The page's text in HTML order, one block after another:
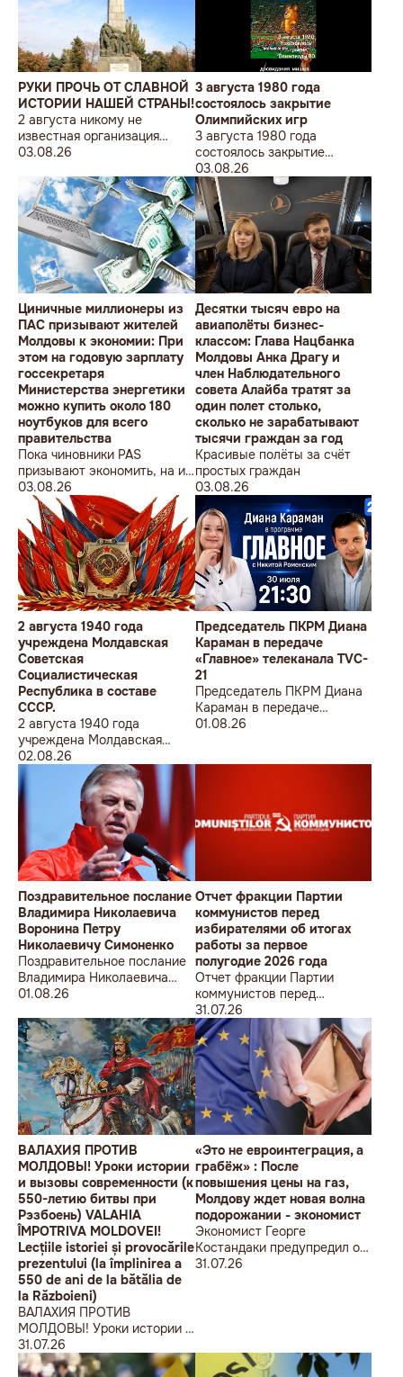
sub sloganul „În Uniunea
Europeană fără monumente
sovietice”.
РУКИ ПРОЧЬ ОТ СЛАВНОЙ
ИСТОРИИ НАШЕЙ СТРАНЫ!
2 августа никому не
известная организация
«Лига бессарабских
Кишиневе малочисленную
акцию «В Европейский Союз
без советских памятников».
03.08.26
3 августа 1980 года
состоялось закрытие
Олимпийских игр
3 августа 1980 года
состоялось закрытие
Олимпийских игр
03.08.26
Циничные миллионеры из
ПАС призывают жителей
Молдовы к экономии: При
этом на годовую зарплату
госсекретаря
Министерства энергетики
можно купить около 180
ноутбуков для всего
правительства
Пока чиновники PAS
призывают экономить, на их
собственные доходы можно
купить технику для целого
учреждения
03.08.26
Десятки тысяч евро на
авиаполёты бизнес-
классом: Глава Нацбанка
Молдовы Анка Драгу и
член Наблюдательного
совета Алайба тратят за
один полет столько,
сколько не зарабатывают
тысячи граждан за год
Красивые полёты за счёт
простых граждан
03.08.26
2 августа 1940 года
учреждена Молдавская
Советская
Социалистическая
Республика в составе
СССР.
2 августа 1940 года
учреждена Молдавская
Советская
Социалистическая
Республика в составе
СССР.
02.08.26
Председатель ПКРМ Диана
Караман в передаче
«Главное» телеканала TVC-
21
Председатель ПКРМ Диана
Караман в передаче
«Главное» телеканала TVC-
01.08.26
Поздравительное послание
Владимира Николаевича
Воронина Петру
Николаевичу Симоненко
Поздравительное послание
Владимира Николаевича
Воронина Петру
01.08.26
Отчет фракции Партии
коммунистов перед
избирателями об итогах
работы за первое
полугодие 2026 года
Отчет фракции Партии
коммунистов перед
избирателями об итогах
работы за первое полугодие
2026 года
31.07.26
ВАЛАХИЯ ПРОТИВ
МОЛДОВЫ! Уроки истории
и вызовы современности (к
550-летию битвы при
Рэзбоень) VALAHIA
ÎMPOTRIVA MOLDOVEI!
Lecțiile istoriei și provocările
prezentului (la împlinirea a
550 de ani de la bătălia de
la Războieni)
ВАЛАХИЯ ПРОТИВ
МОЛДОВЫ! Уроки истории и
вызовы современности (к
550-летию битвы при
31.07.26
«Это не евроинтеграция, а
грабёж» : После
повышения цены на газ,
Молдову ждет новая волна
подорожании - экономист
Экономист Георге
Костандаки предупредил о
новой волне роста цен
31.07.26